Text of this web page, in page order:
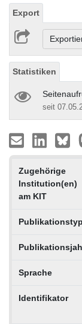
Export
Statistiken
seit
Zugehörige
Institution(en)
am KIT
Publikationstyp
Sprache
Identifikator